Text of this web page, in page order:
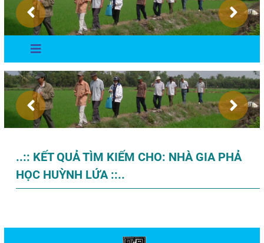
..:: KẾT QUẢ TÌM KIẾM CHO: NHÀ GIA PHẢ
HỌC HUỲNH LỨA ::..